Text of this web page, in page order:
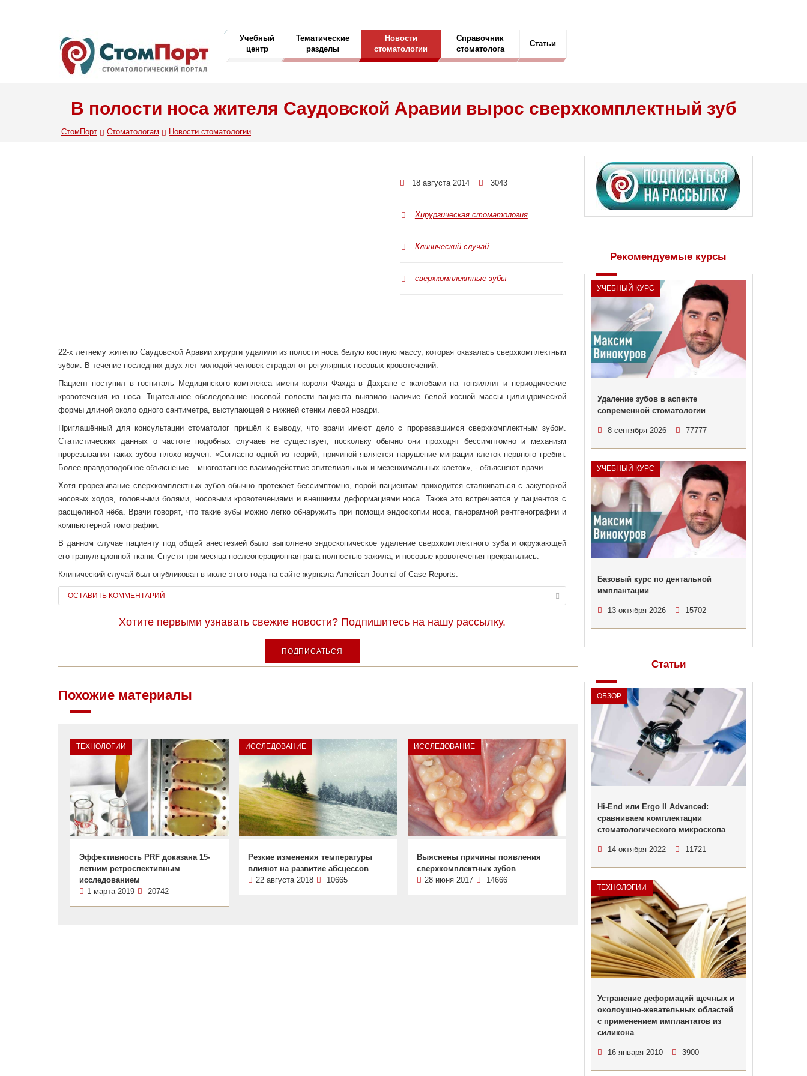
Учебный
центр
Тематические
разделы
Новости
стоматологии
Справочник
стоматолога
Статьи
В полости носа жителя Саудовской Аравии вырос сверхкомплектный зуб
СтомПорт Стоматологам Новости стоматологии
18 августа 2014 3043
Хирургическая стоматология
Клинический случай
сверхкомплектные зубы
22-х летнему жителю Саудовской Аравии хирурги удалили из полости носа белую костную массу, которая оказалась сверхкомплектным
зубом. В течение последних двух лет молодой человек страдал от регулярных носовых кровотечений.
Пациент поступил в госпиталь Медицинского комплекса имени короля Фахда в Дахране с жалобами на тонзиллит и периодические
кровотечения из носа. Тщательное обследование носовой полости пациента выявило наличие белой косной массы цилиндрической
формы длиной около одного сантиметра, выступающей с нижней стенки левой ноздри.
Приглашённый для консультации стоматолог пришёл к выводу, что врачи имеют дело с прорезавшимся сверхкомплектным зубом.
Статистических данных о частоте подобных случаев не существует, поскольку обычно они проходят бессимптомно и механизм
прорезывания таких зубов плохо изучен. «Согласно одной из теорий, причиной является нарушение миграции клеток нервного гребня.
Более правдоподобное объяснение – многоэтапное взаимодействие эпителиальных и мезенхимальных клеток», - объясняют врачи.
Хотя прорезывание сверхкомплектных зубов обычно протекает бессимптомно, порой пациентам приходится сталкиваться с закупоркой
носовых ходов, головными болями, носовыми кровотечениями и внешними деформациями носа. Также это встречается у пациентов с
расщелиной нёба. Врачи говорят, что такие зубы можно легко обнаружить при помощи эндоскопии носа, панорамной рентгенографии и
компьютерной томографии.
В данном случае пациенту под общей анестезией было выполнено эндоскопическое удаление сверхкомплектного зуба и окружающей
его грануляционной ткани. Спустя три месяца послеоперационная рана полностью зажила, и носовые кровотечения прекратились.
Клинический случай был опубликован в июле этого года на сайте журнала American Journal of Case Reports.
ОСТАВИТЬ КОММЕНТАРИЙ
Хотите первыми узнавать свежие новости? Подпишитесь на нашу рассылку.
ПОДПИСАТЬСЯ
Похожие материалы
ТЕХНОЛОГИИ
Эффективность PRF доказана 15-
летним ретроспективным
исследованием
1 марта 2019
20742
ИССЛЕДОВАНИЕ
Резкие изменения температуры
влияют на развитие абсцессов
22 августа 2018
10665
ИССЛЕДОВАНИЕ
Выяснены причины появления
сверхкомплектных зубов
28 июня 2017
14666
Рекомендуемые курсы
УЧЕБНЫЙ КУРС
Удаление зубов в аспекте
современной стоматологии
8 сентября 2026 77777
УЧЕБНЫЙ КУРС
Базовый курс по дентальной
имплантации
13 октября 2026 15702
Статьи
ОБЗОР
Hi-End или Ergo II Advanced:
сравниваем комплектации
стоматологического микроскопа
14 октября 2022 11721
ТЕХНОЛОГИИ
Устранение деформаций щечных и
околоушно-жевательных областей
с применением имплантатов из
силикона
16 января 2010 3900